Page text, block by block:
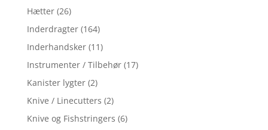
Hætter (26)
Inderdragter (164)
Inderhandsker (11)
Instrumenter / Tilbehør (17)
Kanister lygter (2)
Knive / Linecutters (2)
Knive og Fishstringers (6)